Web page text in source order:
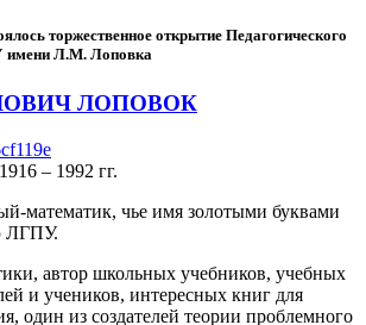
торжественное открытие Педагогического
имени Л.М. Лоповка
ЛОПОВОК
– 1992 гг.
математик, чье имя золотыми буквами
ЛГПУ.
автор школьных учебников, учебных
и учеников, интересных книг для
один из создателей теории проблемного